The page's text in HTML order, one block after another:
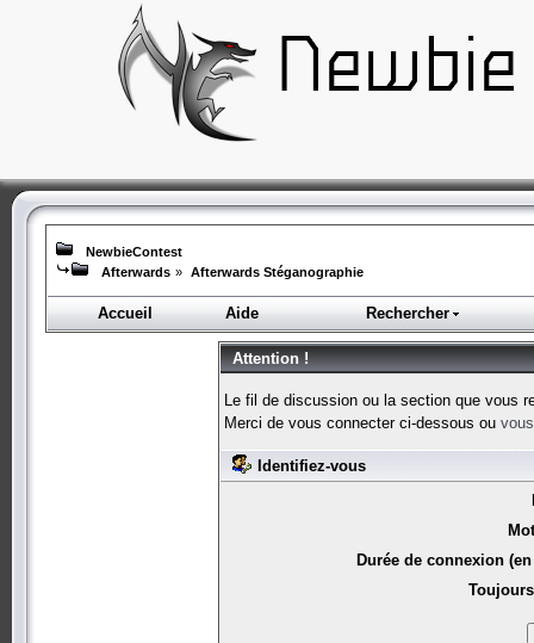
NewbieContest
Afterwards » Afterwards Stéganographie
Accueil Aide Rechercher
Attention !
Le fil de discussion ou la section que vous
Merci de vous connecter ci-dessous ou
Identifiez-vous
Durée de connexion